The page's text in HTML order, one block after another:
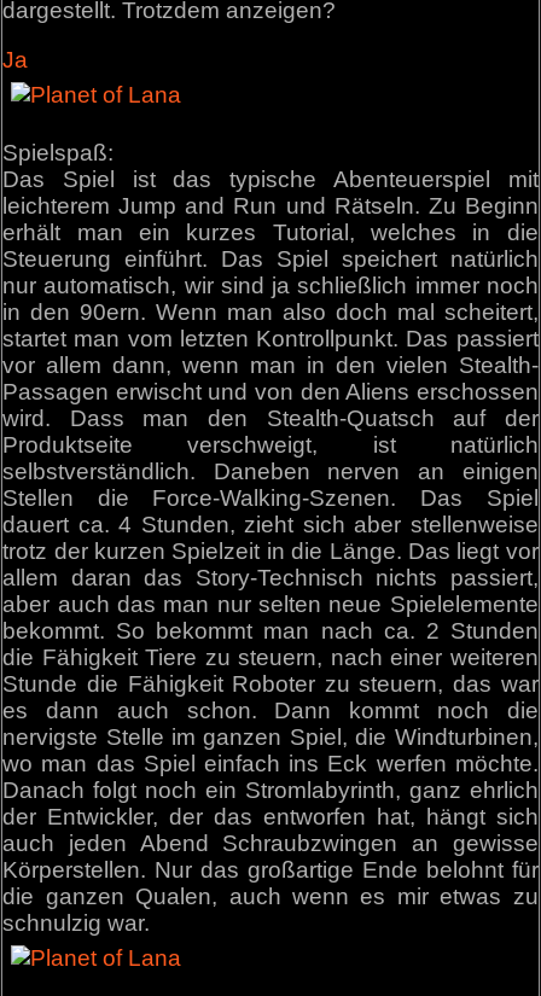
dargestellt. Trotzdem anzeigen?
Ja
Spielspaß:
Das Spiel ist das typische Abenteuerspiel mit
leichterem Jump and Run und Rätseln. Zu Beginn
erhält man ein kurzes Tutorial, welches in die
Steuerung einführt. Das Spiel speichert natürlich
nur automatisch, wir sind ja schließlich immer noch
in den 90ern. Wenn man also doch mal scheitert,
startet man vom letzten Kontrollpunkt. Das passiert
vor allem dann, wenn man in den vielen Stealth-
Passagen erwischt und von den Aliens erschossen
wird. Dass man den Stealth-Quatsch auf der
Produktseite verschweigt, ist natürlich
selbstverständlich. Daneben nerven an einigen
Stellen die Force-Walking-Szenen. Das Spiel
dauert ca. 4 Stunden, zieht sich aber stellenweise
trotz der kurzen Spielzeit in die Länge. Das liegt vor
allem daran das Story-Technisch nichts passiert,
aber auch das man nur selten neue Spielelemente
bekommt. So bekommt man nach ca. 2 Stunden
die Fähigkeit Tiere zu steuern, nach einer weiteren
Stunde die Fähigkeit Roboter zu steuern, das war
es dann auch schon. Dann kommt noch die
nervigste Stelle im ganzen Spiel, die Windturbinen,
wo man das Spiel einfach ins Eck werfen möchte.
Danach folgt noch ein Stromlabyrinth, ganz ehrlich
der Entwickler, der das entworfen hat, hängt sich
auch jeden Abend Schraubzwingen an gewisse
Körperstellen. Nur das großartige Ende belohnt für
die ganzen Qualen, auch wenn es mir etwas zu
schnulzig war.